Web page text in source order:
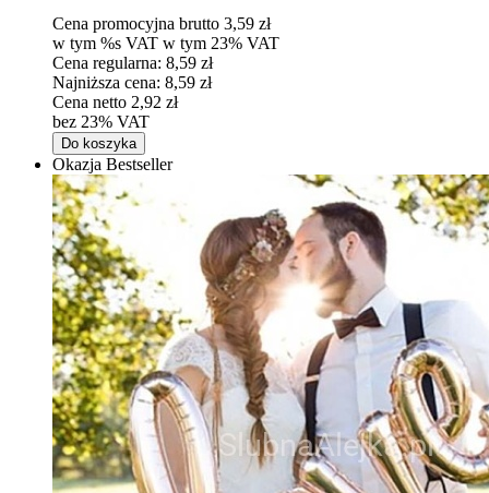
Cena promocyjna brutto 3,59 zł
w tym %s VAT w tym 23% VAT
Cena regularna: 8,59 zł
Najniższa cena: 8,59 zł
Cena netto 2,92 zł
bez 23% VAT
Do koszyka
Okazja Bestseller